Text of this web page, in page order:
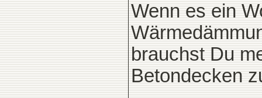
Wenn es ein
brauchst Du
Betondecken